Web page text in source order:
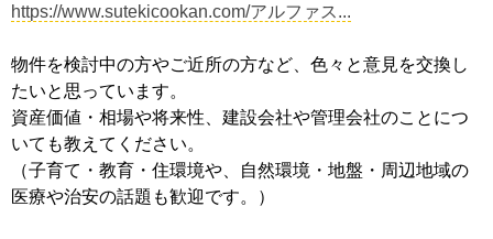
https://www.sutekicookan.com/アルファス...
物件を検討中の方やご近所の方など、色々と意見を交換し
たいと思っています。
資産価値・相場や将来性、建設会社や管理会社のことにつ
いても教えてください。
（子育て・教育・住環境や、自然環境・地盤・周辺地域の
医療や治安の話題も歓迎です。）